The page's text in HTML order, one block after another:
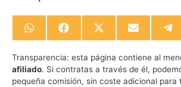
Compartir
en
WhatsApp
Compartir
en
Facebook
Compartir
en
X
(Twitter)
Compartir
en
Email
en
Transparencia: esta página contiene al
afiliado. Si contratas a través de él,
pequeña comisión, sin coste adicional para